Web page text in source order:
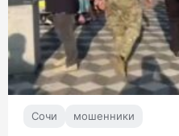
Сочи мошенники